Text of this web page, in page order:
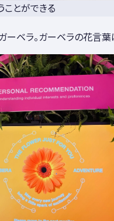
ことができる
ベラ。ガーベラの花言葉は